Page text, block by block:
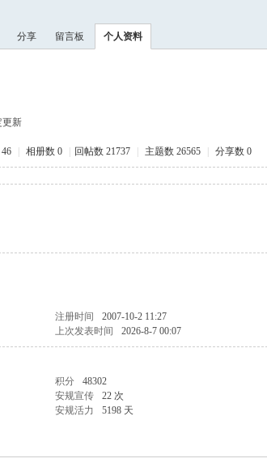
分享 留言板 个人资料
更新
相册数 0 回帖数 21737 主题数 26565 分享数 0
注册时间 2007-10-2 11:27
上次发表时间 2026-8-7 00:07
积分 48302
安规宣传 22 次
安规活力 5198 天